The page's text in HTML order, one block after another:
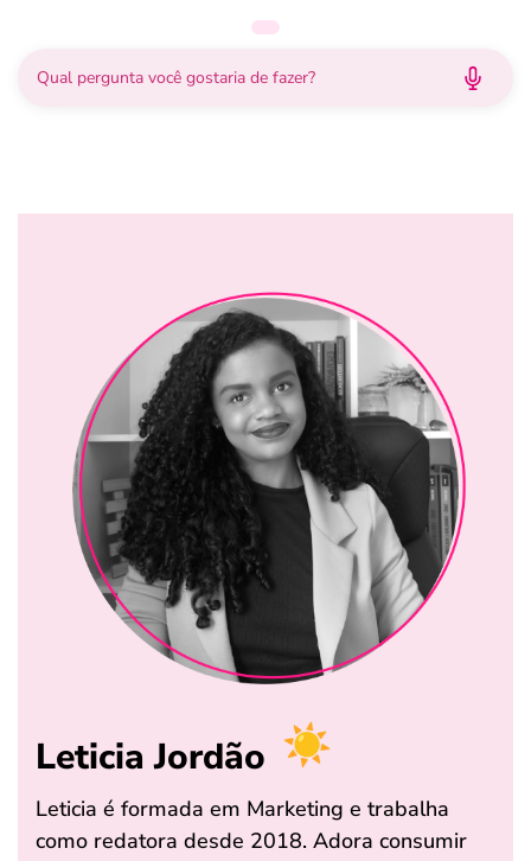
Leticia Jordão
Leticia é formada em Marketing e trabalha
como redatora desde 2018. Adora consumir